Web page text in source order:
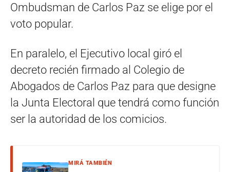
Ombudsman de Carlos Paz se elige por el
voto popular.
En paralelo, el Ejecutivo local giró el
decreto recién firmado al Colegio de
Abogados de Carlos Paz para que designe
la Junta Electoral que tendrá como función
ser la autoridad de los comicios.
MIRÁ TAMBIÉN